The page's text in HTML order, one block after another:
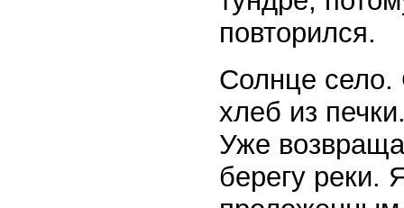
повторился.
Солнце село.
хлеб из
Уже
берегу реки.